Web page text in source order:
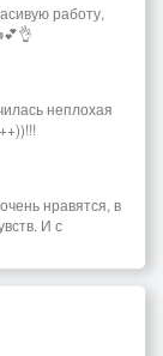
работу,
неплохая
нравятся, в
И с